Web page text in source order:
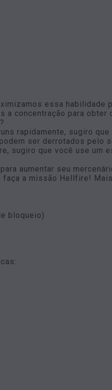
essa habilidade
concentração para obter
rapidamente, sugiro
ser derrotados pelo
sugiro que você use um
aumentar seu
a missão Hellfire!
bloqueio)